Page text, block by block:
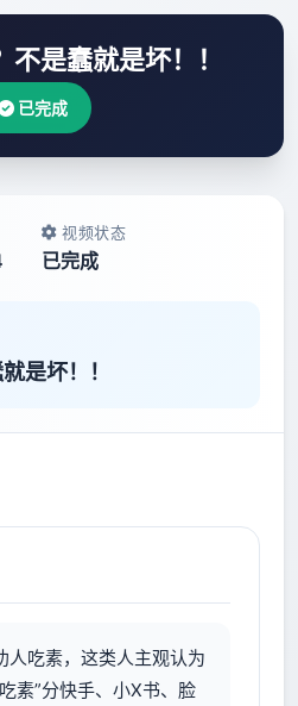
不是蠢就是坏！！
已完成
视频状态
已完成
是坏！！
人吃素，这类人主观认为
素”分快手、小X书、脸